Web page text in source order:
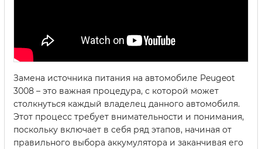
Замена источника питания на автомобиле Peugeot
3008 – это важная процедура, с которой может
столкнуться каждый владелец данного автомобиля.
Этот процесс требует внимательности и понимания,
поскольку включает в себя ряд этапов, начиная от
правильного выбора аккумулятора и заканчивая его